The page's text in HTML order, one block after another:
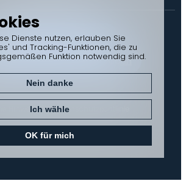
Kontaktieren Sie uns
zum Herunterladen
Hinweise Datenschutzrichtlinie
Verwaltung
Dienste nutzen, erlauben Sie
und Tracking-Funktionen, die zu
Funktion notwendig sind.
Nein danke
Ich wähle
OK für mich